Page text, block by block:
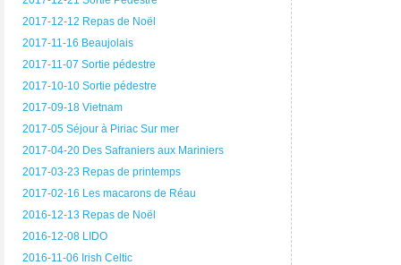
2017-12-12 Repas de Noël
2017-11-16 Beaujolais
2017-11-07 Sortie pédestre
2017-10-10 Sortie pédestre
2017-09-18 Vietnam
2017-05 Séjour à Piriac Sur mer
2017-04-20 Des Safraniers aux Mariniers
2017-03-23 Repas de printemps
2017-02-16 Les macarons de Réau
2016-12-13 Repas de Noël
2016-12-08 LIDO
2016-11-06 Irish Celtic